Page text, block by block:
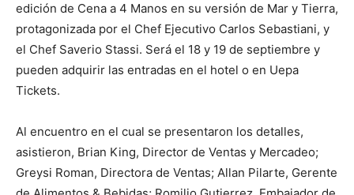
edición de Cena a 4 Manos en su versión de Mar y Tierra,
protagonizada por el Chef Ejecutivo Carlos Sebastiani, y
el Chef Saverio Stassi. Será el 18 y 19 de septiembre y
pueden adquirir las entradas en el hotel o en Uepa
Tickets.
Al encuentro en el cual se presentaron los detalles,
asistieron, Brian King, Director de Ventas y Mercadeo;
Greysi Roman, Directora de Ventas; Allan Pilarte, Gerente